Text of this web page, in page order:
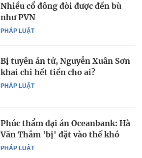
PHÁP LUẬT
Nhiều cổ đông đòi được đền bù
như PVN
PHÁP LUẬT
Bị tuyên án tử, Nguyễn Xuân Sơn
khai chi hết tiền cho ai?
PHÁP LUẬT
Phúc thẩm đại án Oceanbank: Hà
Văn Thắm 'bị' đặt vào thế khó